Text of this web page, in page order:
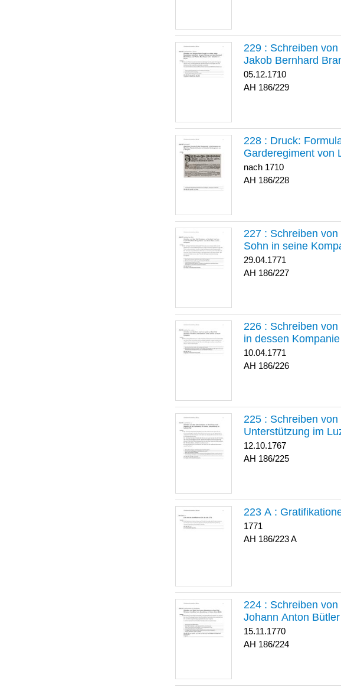
229 : Schreiben
Jakob Bernhard
05.12.1710
186/229
228 : Druck:
Garderegiment von
nach 1710
186/228
227 : Schreiben
Sohn in seine
29.04.1771
186/227
226 : Schreiben
in dessen Kompanie
10.04.1771
186/226
225 : Schreiben
Unterstützung im
12.10.1767
186/225
223 A :
1771
186/223 A
224 : Schreiben
Johann Anton Bütler
15.11.1770
186/224